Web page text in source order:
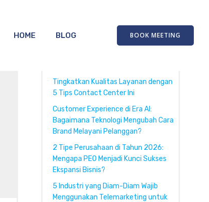
HOME BLOG BOOK MEETING
Tingkatkan Kualitas Layanan dengan
5 Tips Contact Center Ini
Customer Experience di Era AI:
Bagaimana Teknologi Mengubah Cara
Brand Melayani Pelanggan?
2 Tipe Perusahaan di Tahun 2026:
Mengapa PEO Menjadi Kunci Sukses
Ekspansi Bisnis?
5 Industri yang Diam-Diam Wajib
Menggunakan Telemarketing untuk